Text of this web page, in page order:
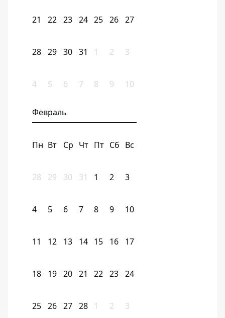
21 22 23 24 25 26 27
28 29 30 31 1 2 3
4 5 6 7 8 9 10
Февраль
Пн Вт Ср Чт Пт Сб Вс
28 29 30 31 1 2 3
4 5 6 7 8 9 10
11 12 13 14 15 16 17
18 19 20 21 22 23 24
25 26 27 28 1 2 3